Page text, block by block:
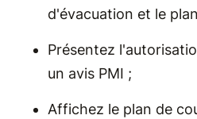
d'évacuation et le
Présentez
un avis PMI ;
Affichez le plan de